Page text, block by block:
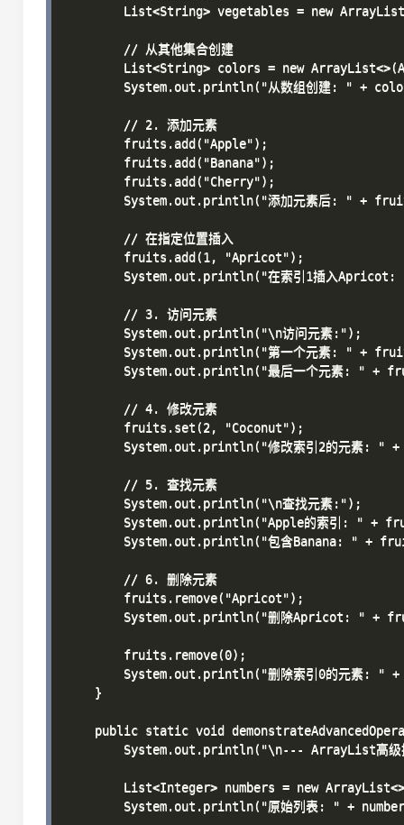
List<String> vegetables = new
        // 从其他集合创建
List<String> colors = new
System.out.println("从数组创建: " +
        // 2. 添加元素
        fruits.add("Apple");
        fruits.add("Banana");
        fruits.add("Cherry");
System.out.println("添加元素后: " +
        // 在指定位置插入
        fruits.add(1, "Apricot");
System.out.println("在索引1插入Apricot:
        // 3. 访问元素
        System.out.println("\n访问元素:");
System.out.println("第一个元素: " +
System.out.println("最后一个元素: " +
        // 4. 修改元素
        fruits.set(2, "Coconut");
System.out.println("修改索引2的元素: "
        // 5. 查找元素
        System.out.println("\n查找元素:");
System.out.println("Apple的索引: " +
System.out.println("包含Banana: " +
        // 6. 删除元素
        fruits.remove("Apricot");
System.out.println("删除Apricot: " +
        fruits.remove(0);
System.out.println("删除索引0的元素: "
    }
public static void
System.out.println("\n--- ArrayList高级
List<Integer> numbers = new
System.out.println("原始列表: " +